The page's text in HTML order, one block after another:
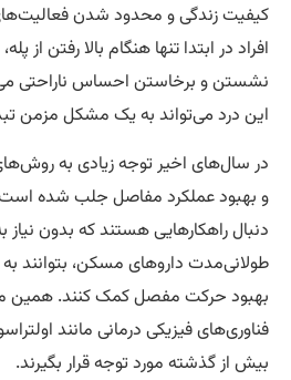
زندگی و محدود شدن فعالیت‌های
در ابتدا تنها هنگام بالا رفتن از پله،
و برخاستن احساس ناراحتی
درد می‌تواند به یک مشکل مزمن
سال‌های اخیر توجه زیادی به روش‌های
عملکرد مفاصل جلب شده است.
راهکارهایی هستند که بدون نیاز به
داروهای مسکن، بتوانند به
حرکت مفصل کمک کنند. همین
فیزیکی درمانی مانند
از گذشته مورد توجه قرار بگیرند.